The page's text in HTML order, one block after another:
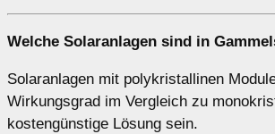
Welche Solaranlagen sind in
Solaranlagen mit polykristallinen
Wirkungsgrad im Vergleich zu
kostengünstige Lösung sein.